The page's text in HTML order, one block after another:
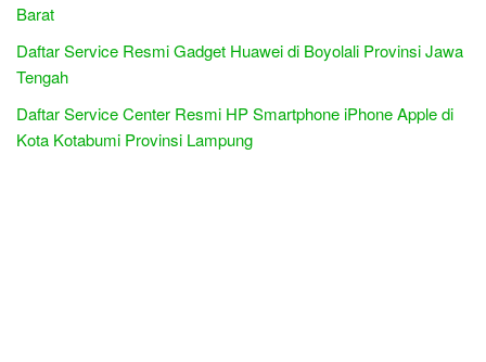
Barat
Daftar Service Resmi Gadget Huawei di Boyolali Provinsi Jawa
Tengah
Daftar Service Center Resmi HP Smartphone iPhone Apple di
Kota Kotabumi Provinsi Lampung